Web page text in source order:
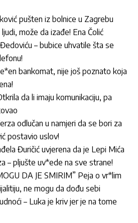
pušten iz bolnice u Zagrebu
može da izađe! Ena Čolić
– bubice uhvatile šta se
bankomat, nije još poznato koja
da li imaju komunikaciju, pa
odlučan u namjeri da se bori za
postavio uslov!
Đuričić uvjerena da je Lepi Mića
– pljušte uv*ede na sve strane!
DA JE SMIRIM” Peja o vr*lim
ne mogu da dođu sebi
– Luka je kriv jer je na tome